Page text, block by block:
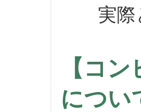
実際と
【コ
につ